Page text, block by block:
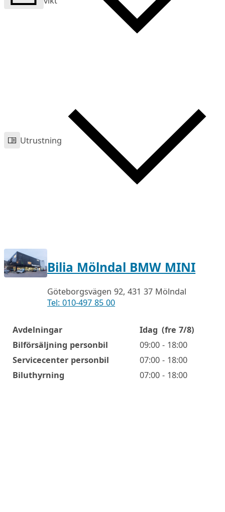
Utrustning
Bilia Mölndal BMW MINI
Göteborgsvägen 92, 431 37 Mölndal
Tel: 010-497 85 00
Öppettider
Avdelningar Idag (fre 7/8)
Bilförsäljning personbil
09:00 - 18:00
Servicecenter personbil
07:00 - 18:00
Biluthyrning
07:00 - 18:00